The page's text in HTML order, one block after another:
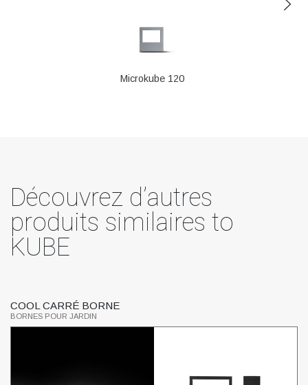
Microkube 120
Découvrez d’autres
produits similaires to
KUBE
COOL CARRÉ BORNE
BORNES POUR JARDIN